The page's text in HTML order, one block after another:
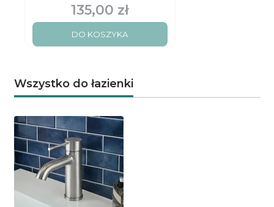
kolorze bordo kawowym i
ecru
Cena
135,00 zł
DO KOSZYKA
Wszystko do łazienki